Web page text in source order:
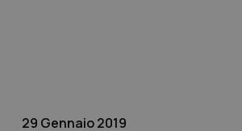
29 Gennaio 2019